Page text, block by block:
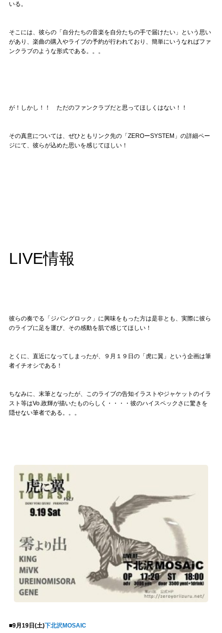
いる。
そこには、彼らの「自分たちの音楽を自分たちの手で届けたい」という思い
があり、楽曲の購入やライブの予約が行われており、簡単にいうなればファ
ンクラブのような形式である。。。
が！しかし！！ ただのファンクラブだと思ってほしくはない！！
その真意については、ぜひともリンク先の「ZEROーSYSTEM」の詳細ペー
ジにて、彼らが込めた思いを感じてほしい！
LIVE情報
彼らの奏でる「ジパングロック」に興味をもった方は是非とも、実際に彼ら
のライブに足を運び、その感動を肌で感じてほしい！
とくに、直近になってしまったが、９月１９日の「虎に翼」という企画は筆
者イチオシである！
ちなみに、末筆となったが、このライブの告知イラストやジャケットのイラ
スト等はVo.政輝が描いたものらしく・・・・彼のハイスペックさに驚きを
隠せない筆者である。。。
■9月19日(土)下北沢MOSAIC